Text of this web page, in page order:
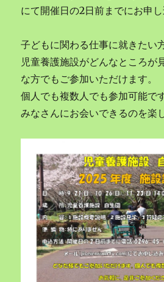
にて開催日の2日前までにお申し
子どもに関わる仕事に就きたい
児童養護施設がどんなところが
な方でもご参加いただけます。
個人でも複数人でも参加可能で
みなさんにお会いできるのを楽